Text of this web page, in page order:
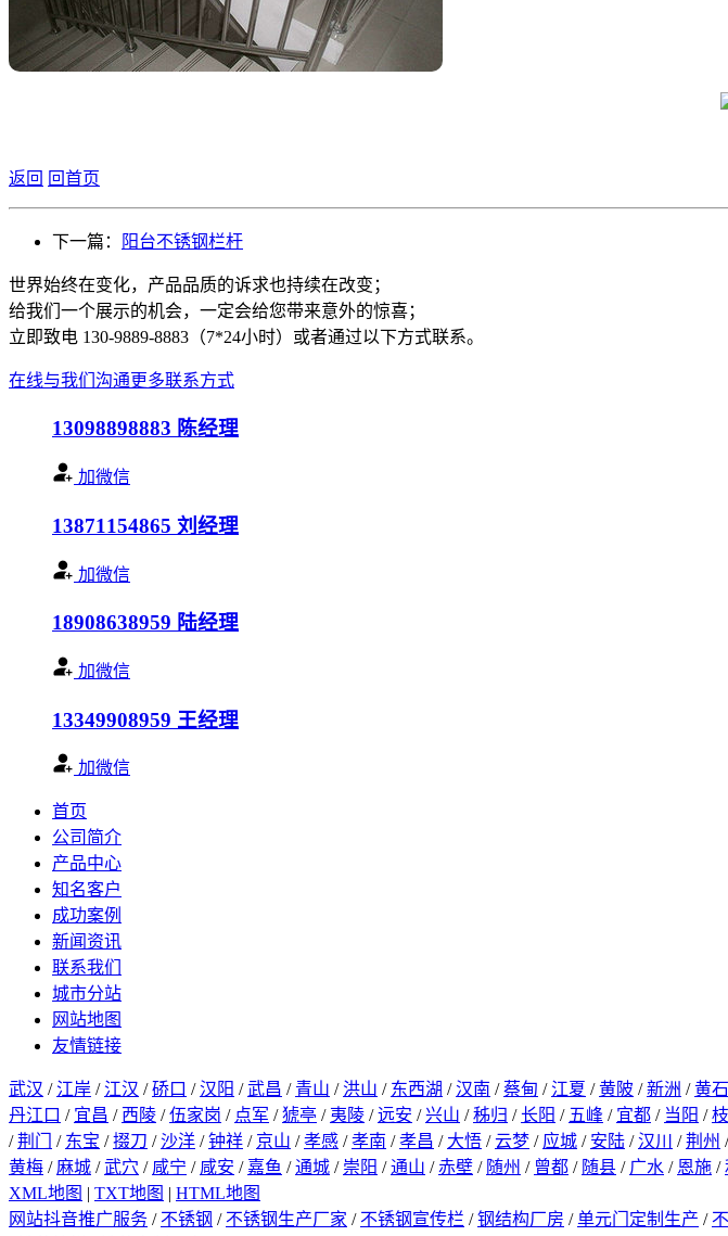
返回 回首页
下一篇： 阳台不锈钢栏杆
世界始终在变化，产品品质的诉求也持续在改变；
给我们一个展示的机会，一定会给您带来意外的惊喜；
立即致电 130-9889-8883（7*24小时）或者通过以下方式联系。
在线与我们沟通更多联系方式
13098898883 陈经理
加微信
13871154865 刘经理
加微信
18908638959 陆经理
加微信
13349908959 王经理
加微信
首页
公司简介
产品中心
知名客户
成功案例
新闻资讯
联系我们
城市分站
网站地图
友情链接
武汉 / 江岸 / 江汉 /硚口 /汉阳 /武昌 / 青山 / 洪山 / 东西湖 /汉南 /蔡甸 / 江夏 /黄陂 /新洲 /黄石
丹江口 / 宜昌 / 西陵 /伍家岗 / 点军 /猇亭 / 夷陵 /远安 /兴山 /秭归 /长阳 / 五峰 / 宜都 / 当阳 /
/荆门 / 东宝 /掇刀 /沙洋 /钟祥 / 京山 /孝感 /孝南 /孝昌 / 大悟 /云梦 / 应城 / 安陆 /汉川 /荆州
黄梅 /麻城 /武穴 / 咸宁 / 咸安 / 嘉鱼 /通城 / 崇阳 /通山 /赤壁 / 随州 / 曾都 / 随县 / 广水 / 恩施 /
XML地图 | TXT地图 | HTML地图
网站抖音推广服务 / 不锈钢 / 不锈钢生产厂家 / 不锈钢宣传栏 /钢结构厂房 /单元门定制生产 /